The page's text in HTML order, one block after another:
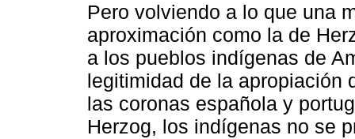
Pero volviendo a lo que una
aproximación como la de
a los pueblos indígenas de
legitimidad de la apropiación
las coronas española y
Herzog, los indígenas no se